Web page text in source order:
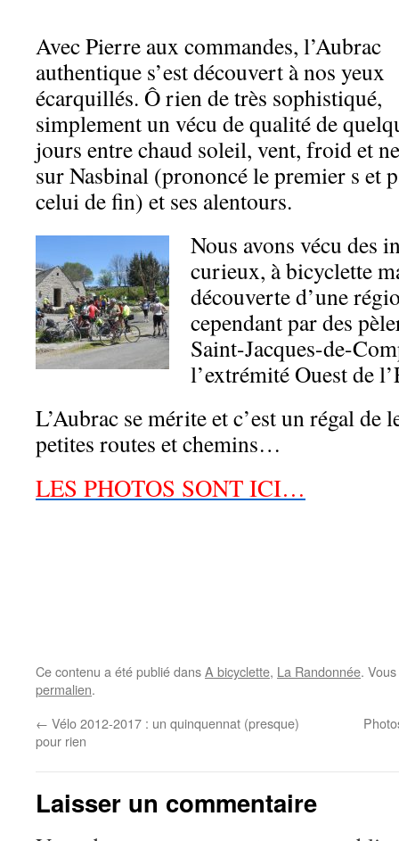
Avec Pierre aux commandes, l’Aubrac
authentique s’est découvert à nos yeux
écarquillés. Ô rien de très sophistiqué,
simplement un vécu de qualité de
jours entre chaud soleil, vent, froid et
sur Nasbinal (prononcé le premier s et
celui de fin) et ses alentours.
Nous avons vécu des
curieux, à bicyclette
découverte d’une
cependant par des
Saint-Jacques-de-
l’extrémité Ouest de
L’Aubrac se mérite et c’est un régal de
petites routes et chemins…
LES PHOTOS SONT ICI…
Ce contenu a été publié dansA bicyclette, La Randonnée.
permalien.
← Vélo 2012-2017 : un quinquennat (presque)
pour rien
Laisser un commentaire